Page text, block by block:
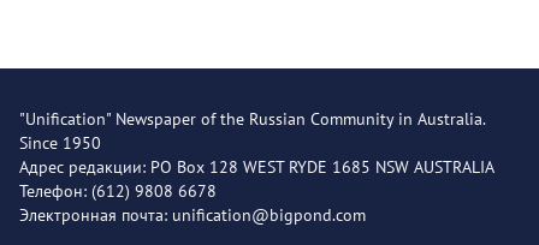
"Unification" Newspaper of the Russian Community in Australia.
Since 1950
Адрес редакции: PO Box 128 WEST RYDE 1685 NSW AUSTRALIA
Телефон: (612) 9808 6678
Электронная почта: unification@bigpond.com